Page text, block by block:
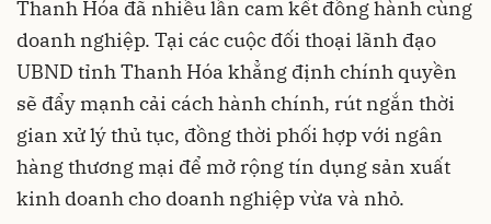
Thanh Hóa đã nhiều lần cam kết đồng hành cùng
doanh nghiệp. Tại các cuộc đối thoại lãnh đạo
UBND tỉnh Thanh Hóa khẳng định chính quyền
sẽ đẩy mạnh cải cách hành chính, rút ngắn thời
gian xử lý thủ tục, đồng thời phối hợp với ngân
hàng thương mại để mở rộng tín dụng sản xuất
kinh doanh cho doanh nghiệp vừa và nhỏ.